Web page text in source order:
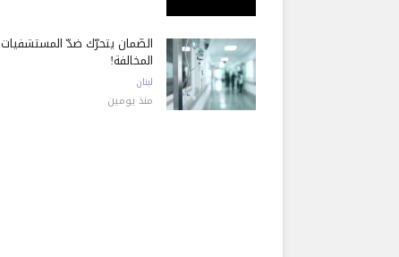
الضّمان يتحرّك ضدّ المستشفيات
المخالفة!
لبنان
منذ يومين